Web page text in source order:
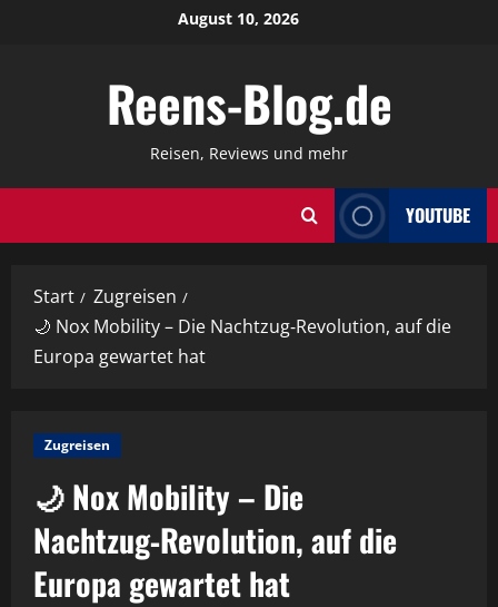
August 10, 2026
Reens-Blog.de
Reisen, Reviews und mehr
YOUTUBE
Start
Zugreisen
🌙 Nox Mobility – Die Nachtzug‑Revolution, auf die
Europa gewartet hat
Zugreisen
🌙 Nox Mobility – Die
Nachtzug‑Revolution, auf die
Europa gewartet hat